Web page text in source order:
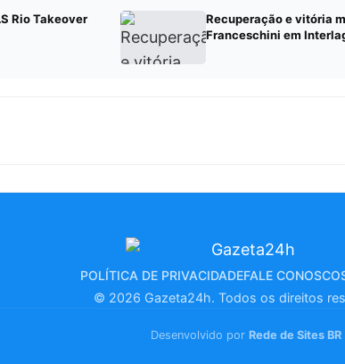
Rio Takeover
Recuperação e vitória
Franceschini em
POLÍTICA DE PRIVACIDADEFALE CONOSCO
© 2026 Gazeta24h. Todos os direitos
Desenvolvido por Rede de Sites BR